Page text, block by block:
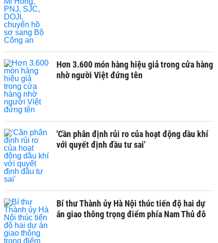
Hơn 3.600 món hàng hiệu giả trong cửa hàng
nhờ người Việt đứng tên
'Cần phân định rủi ro của hoạt động dầu khí
với quyết định đầu tư sai'
Bí thư Thành ủy Hà Nội thúc tiến độ hai dự
án giao thông trọng điểm phía Nam Thủ đô